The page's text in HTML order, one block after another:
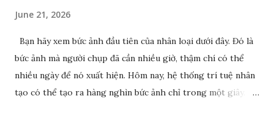
June 21, 2026
Bạn hãy xem bức ảnh đầu tiên của nhân loại dưới đây. Đó là
bức ảnh mà người chụp đã cần nhiều giờ, thậm chí có thể
nhiều ngày để nó xuất hiện. Hôm nay, hệ thống trí tuệ nhân
tạo có thể tạo ra hàng nghìn bức ảnh chỉ trong một giây.